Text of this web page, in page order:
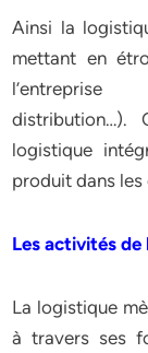
Ainsi la
mettant en
l’entreprise
distribution…).
logistique
produit dans les
Les activités
La logistique
à travers ses